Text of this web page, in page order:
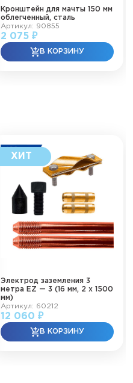
Кронштейн для мачты 150 мм
облегченный, сталь
Артикул: 90855
2 075 ₽
Электрод заземления 3
метра EZ — 3 (16 мм, 2 х 1500
мм)
Артикул: 60212
12 060 ₽